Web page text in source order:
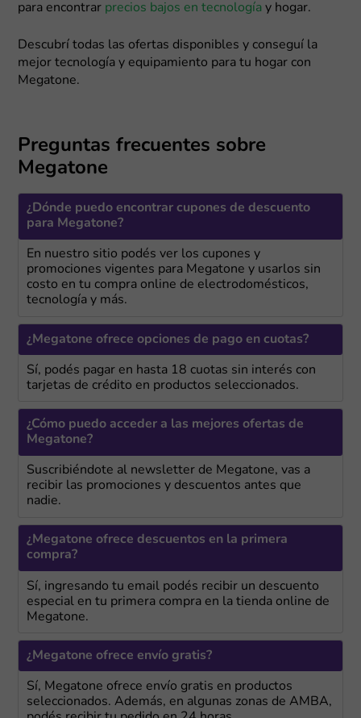
para encontrar precios bajos en tecnología y hogar.
Descubrí todas las ofertas disponibles y conseguí la
mejor tecnología y equipamiento para tu hogar con
Megatone.
Preguntas frecuentes sobre
Megatone
¿Dónde puedo encontrar cupones de descuento
para Megatone?
En nuestro sitio podés ver los cupones y
promociones vigentes para Megatone y usarlos sin
costo en tu compra online de electrodomésticos,
tecnología y más.
¿Megatone ofrece opciones de pago en cuotas?
Sí, podés pagar en hasta 18 cuotas sin interés con
tarjetas de crédito en productos seleccionados.
¿Cómo puedo acceder a las mejores ofertas de
Megatone?
Suscribiéndote al newsletter de Megatone, vas a
recibir las promociones y descuentos antes que
nadie.
¿Megatone ofrece descuentos en la primera
compra?
Sí, ingresando tu email podés recibir un descuento
especial en tu primera compra en la tienda online de
Megatone.
¿Megatone ofrece envío gratis?
Sí, Megatone ofrece envío gratis en productos
seleccionados. Además, en algunas zonas de AMBA,